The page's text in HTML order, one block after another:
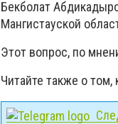
Бекболат
Мангистауской
Этот вопрос, по
Читайте также о том,